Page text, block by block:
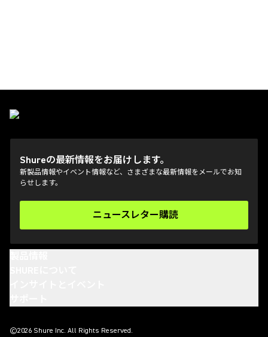
Shureの最新情報をお届けします。
新製品情報やイベント情報など、さまざまな最新情報をメールでお知
らせします。
ニュースレター購読
(Opens in a new tab)
©2026 Shure Inc. All Rights Reserved.